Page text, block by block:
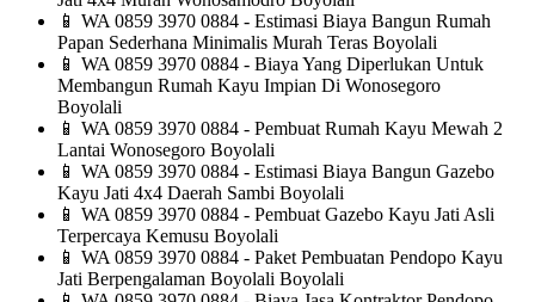
📱 WA 0859 3970 0884 - Estimasi Biaya Bangun Rumah
Papan Sederhana Minimalis Murah Teras Boyolali
📱 WA 0859 3970 0884 - Biaya Yang Diperlukan Untuk
Membangun Rumah Kayu Impian Di Wonosegoro
Boyolali
📱 WA 0859 3970 0884 - Pembuat Rumah Kayu Mewah 2
Lantai Wonosegoro Boyolali
📱 WA 0859 3970 0884 - Estimasi Biaya Bangun Gazebo
Kayu Jati 4x4 Daerah Sambi Boyolali
📱 WA 0859 3970 0884 - Pembuat Gazebo Kayu Jati Asli
Terpercaya Kemusu Boyolali
📱 WA 0859 3970 0884 - Paket Pembuatan Pendopo Kayu
Jati Berpengalaman Boyolali Boyolali